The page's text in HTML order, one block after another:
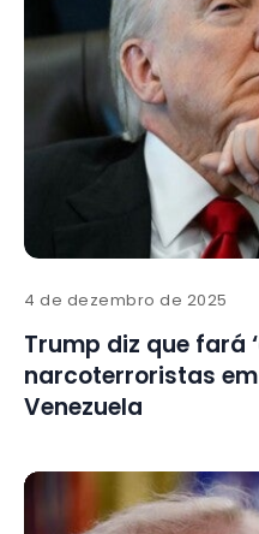
4 de dezembro de 2025
Trump diz que fará
narcoterroristas
Venezuela